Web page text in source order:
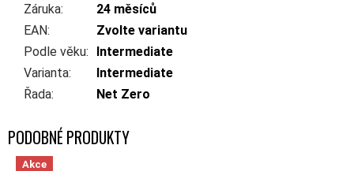
Záruka:
24 měsíců
EAN:
Zvolte variantu
Podle věku:
Intermediate
Varianta:
Intermediate
Řada: Net Zero
Akce